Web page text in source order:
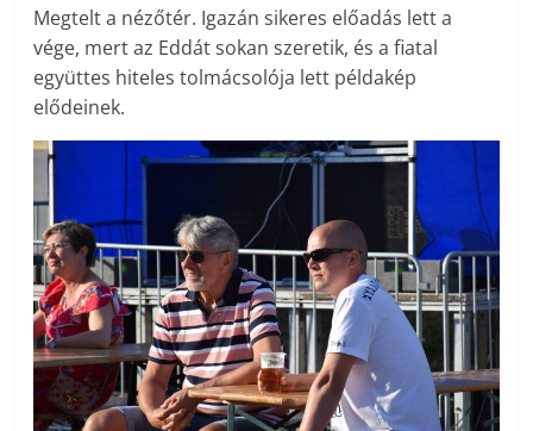
Megtelt a nézőtér. Igazán sikeres előadás lett a
vége, mert az Eddát sokan szeretik, és a fiatal
együttes hiteles tolmácsolója lett példakép
elődeinek.